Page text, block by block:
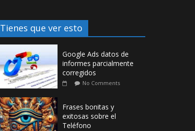
Tienes que ver esto
Google Ads datos de
informes parcialmente
corregidos
No Comments
Frases bonitas y
exitosas sobre el
Teléfono